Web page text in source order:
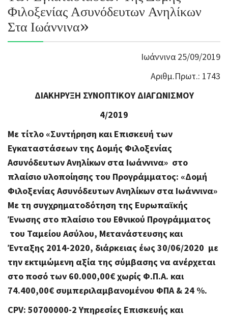
Φιλοξενίας Ασυνόδευτων Ανηλίκων
Στα Ιωάννινα»
Ιωάννινα 25/09/2019
Αριθμ.Πρωτ.: 1743
ΔΙΑΚΗΡΥΞΗ ΣΥΝΟΠΤΙΚΟΥ ΔΙΑΓΩΝΙΣΜΟΥ
4/2019
Με τίτλο «Συντήρηση και Επισκευή των
Εγκαταστάσεων της Δομής Φιλοξενίας
Ασυνόδευτων Ανηλίκων στα Ιωάννινα» στο
πλαίσιο υλοποίησης του Προγράμματος: «Δομή
Φιλοξενίας Ασυνόδευτων Ανηλίκων στα Ιωάννινα»
Με τη συγχρηματοδότηση της Ευρωπαϊκής
Ένωσης στο πλαίσιο του Εθνικού Προγράμματος
του Ταμείου Ασύλου, Μετανάστευσης και
Ένταξης 2014-2020, διάρκειας έως 30/06/2020 με
την εκτιμώμενη αξία της σύμβασης να ανέρχεται
στο ποσό των 60.000,00€ χωρίς Φ.Π.Α. και
74.400,00€ συμπεριλαμβανομένου ΦΠΑ & 24 %.
CPV: 50700000-2 Υπηρεσίες Επισκευής και